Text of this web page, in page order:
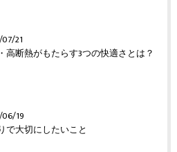
21
高断熱がもたらす3つの快適さとは？
19
で大切にしたいこと